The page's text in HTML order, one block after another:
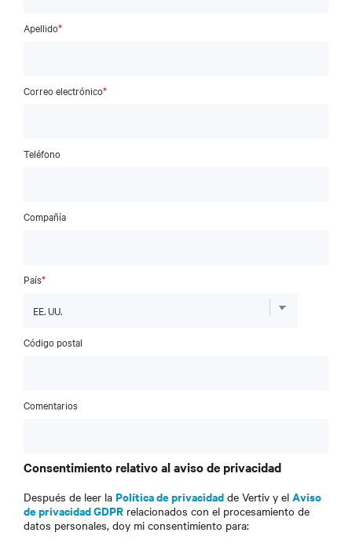
Apellido*
Correo electrónico*
Teléfono
Compañía
País*
Código postal
Comentarios
Consentimiento relativo al aviso de privacidad
Después de leer la Política de privacidad de Vertiv y el Aviso
de privacidad GDPR relacionados con el procesamiento de
datos personales, doy mi consentimiento para: